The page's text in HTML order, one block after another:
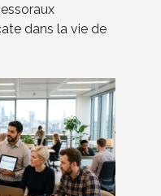
dans la vie de